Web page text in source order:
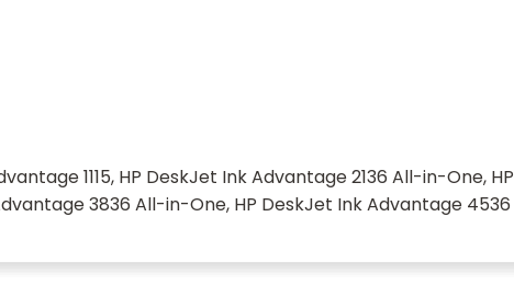
1115, HP DeskJet Ink Advantage 2136 All-in-One, HP
3836 All-in-One, HP DeskJet Ink Advantage 4536